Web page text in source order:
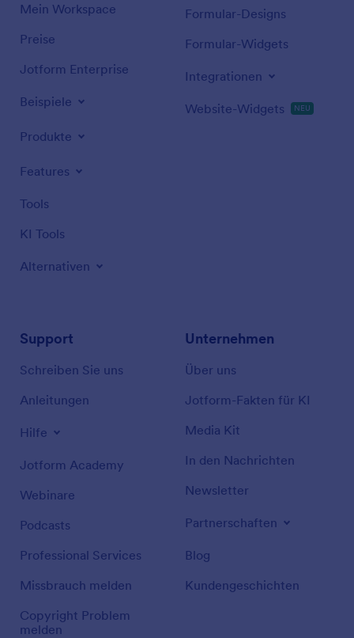
Mein Workspace
Preise
Jotform Enterprise
Beispiele
Produkte
Features
Tools
KI Tools
Alternativen
Formular-Designs
Formular-Widgets
Integrationen
Website-Widgets NEU
Support
Schreiben Sie uns
Anleitungen
Hilfe
Jotform Academy
Webinare
Podcasts
Professional Services
Missbrauch melden
Copyright Problem
melden
Unternehmen
Über uns
Jotform-Fakten für KI
Media Kit
In den Nachrichten
Newsletter
Partnerschaften
Blog
Kundengeschichten